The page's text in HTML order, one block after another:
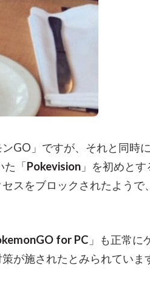
GO」ですが、それと同時
た「Pokevision 」を初めと
スをブロックされたようで
for PC 」も正常に
が施されたとみられていま